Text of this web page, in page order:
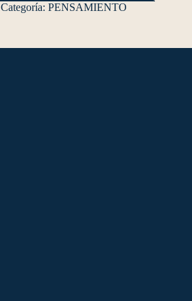
Categoría: PENSAMIENTO